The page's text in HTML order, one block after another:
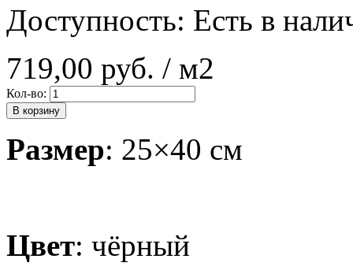
Доступность: Есть в
719,00 руб. / м2
Кол-во:
В корзину
Размер: 25×40 см
Цвет: чёрный